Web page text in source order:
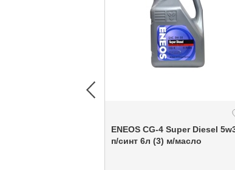
ENEOS CG-4 Super Diesel 5w30
п/синт 6л (3) м/масло